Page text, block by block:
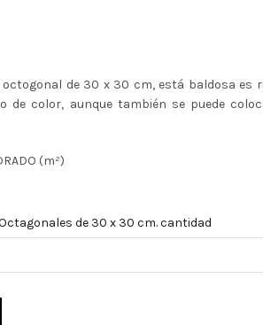
de 30 x 30 cm, está baldosa es
de color, aunque también se puede
(m²)
de 30 x 30 cm. cantidad